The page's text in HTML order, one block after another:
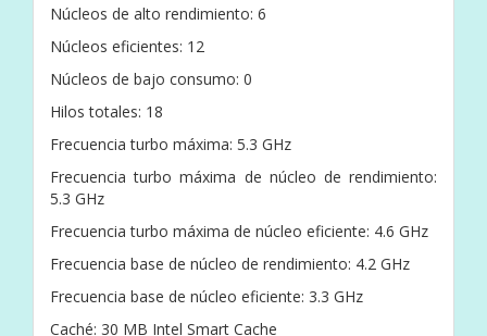
Núcleos de alto rendimiento: 6
Núcleos eficientes: 12
Núcleos de bajo consumo: 0
Hilos totales: 18
Frecuencia turbo máxima: 5.3 GHz
Frecuencia turbo máxima de núcleo de rendimiento:
5.3 GHz
Frecuencia turbo máxima de núcleo eficiente: 4.6 GHz
Frecuencia base de núcleo de rendimiento: 4.2 GHz
Frecuencia base de núcleo eficiente: 3.3 GHz
Caché: 30 MB Intel Smart Cache